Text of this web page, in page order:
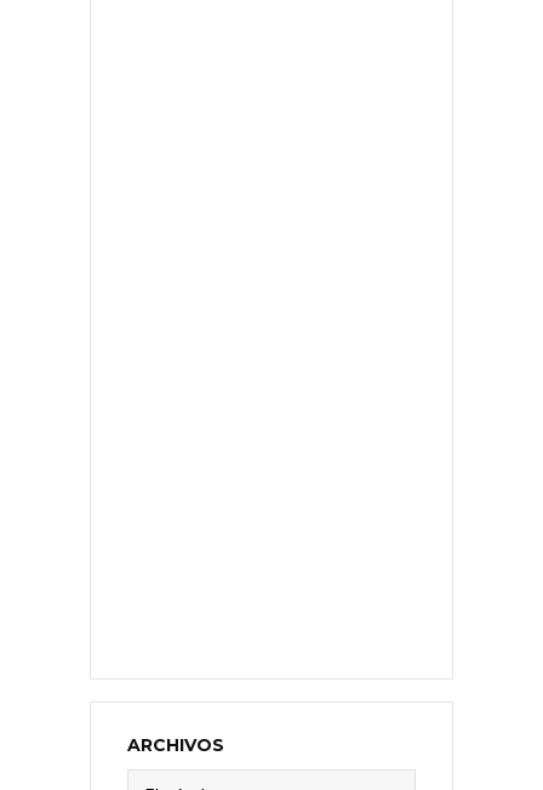
ARCHIVOS